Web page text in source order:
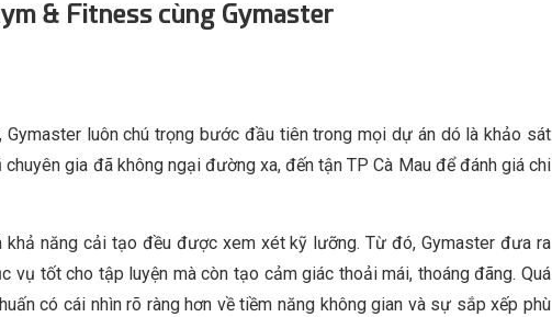
& Fitness cùng Gymaster
luôn chú trọng bước đầu tiên trong mọi dự án dó là khảo sát
gia đã không ngại đường xa, đến tận TP Cà Mau để đánh giá chi
khả năng cải tạo đều được xem xét kỹ lưỡng. Từ đó, Gymaster đưa ra
vụ tốt cho tập luyện mà còn tạo cảm giác thoải mái, thoáng đãng. Quá
có cái nhìn rõ ràng hơn về tiềm năng không gian và sự sắp xếp phù